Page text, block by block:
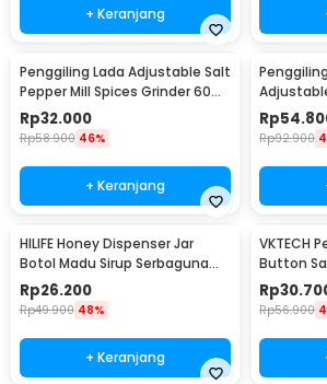
+ Keranjang
Penggiling Lada Adjustable Salt
Pepper Mill Spices Grinder 60ml
- CIQ
Rp32.000
Rp58.900 46%
+ Keranjang
Grinder
Rp
Rp92.900
HILIFE Honey Dispenser Jar
Botol Madu Sirup Serbaguna
200ml - H1742
Rp26.200
Rp49.900 48%
+ Keranjang
VKTECH
Button
135ml -
Rp
Rp56.900